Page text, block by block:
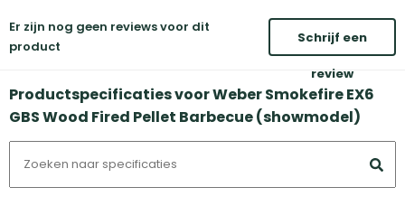
Er zijn nog geen reviews voor dit
product
Schrijf een
review
Productspecificaties voor Weber Smokefire EX6
GBS Wood Fired Pellet Barbecue (showmodel)